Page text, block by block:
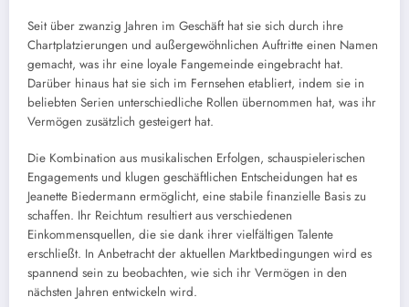
Seit über zwanzig Jahren im Geschäft hat sie sich durch ihre
Chartplatzierungen und außergewöhnlichen Auftritte einen Namen
gemacht, was ihr eine loyale Fangemeinde eingebracht hat.
Darüber hinaus hat sie sich im Fernsehen etabliert, indem sie in
beliebten Serien unterschiedliche Rollen übernommen hat, was ihr
Vermögen zusätzlich gesteigert hat.
Die Kombination aus musikalischen Erfolgen, schauspielerischen
Engagements und klugen geschäftlichen Entscheidungen hat es
Jeanette Biedermann ermöglicht, eine stabile finanzielle Basis zu
schaffen. Ihr Reichtum resultiert aus verschiedenen
Einkommensquellen, die sie dank ihrer vielfältigen Talente
erschließt. In Anbetracht der aktuellen Marktbedingungen wird es
spannend sein zu beobachten, wie sich ihr Vermögen in den
nächsten Jahren entwickeln wird.